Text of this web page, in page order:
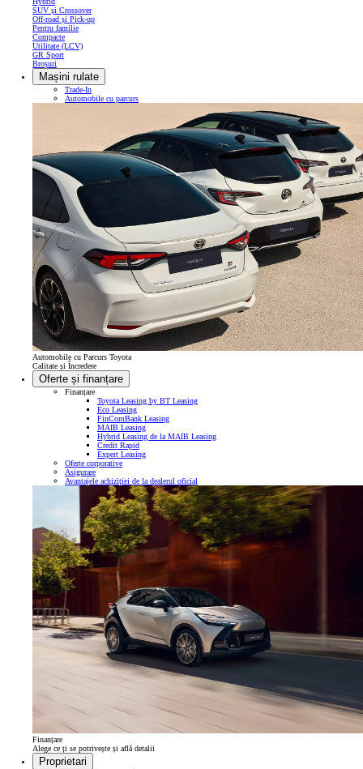
SUV și Crossover
Off-road și Pick-up
Pentru familie
Compacte
Utilitate (LCV)
GR Sport
Broșuri
Mașini rulate
Trade-In
Automobile cu parcurs
Automobile cu Parcurs Toyota
Calitate și Încredere
Oferte și finanțare
Finanțare
Toyota Leasing by BT Leasing
Eco Leasing
FinComBank Leasing
MAIB Leasing
Hybrid Leasing de la MAIB Leasing
Credit Rapid
Expert Leasing
Oferte corporative
Asigurare
Avantajele achiziției de la dealerul oficial
Finanțare
Alege ce ți se potrivește și află detalii
Proprietari